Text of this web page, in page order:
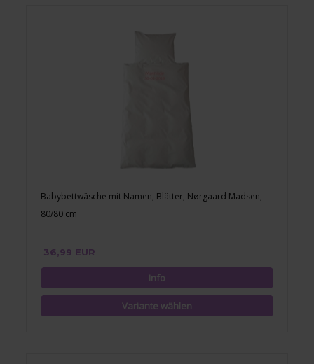
Babybettwäsche mit Namen, Blätter, Nørgaard Madsen,
80/80 cm
36,99 EUR